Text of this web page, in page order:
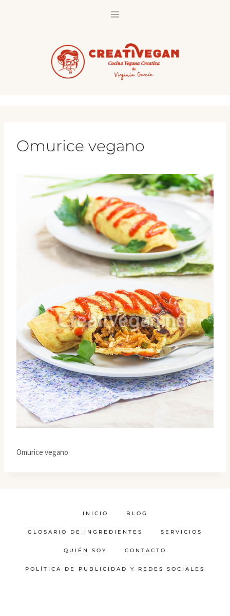
Omurice vegano
Omurice vegano
INICIO BLOG
GLOSARIO DE INGREDIENTES SERVICIOS
QUIÉN SOY CONTACTO
POLÍTICA DE PUBLICIDAD Y REDES SOCIALES